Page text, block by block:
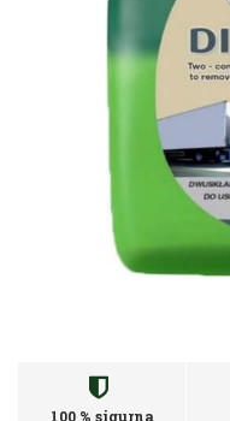
100 % sigurna